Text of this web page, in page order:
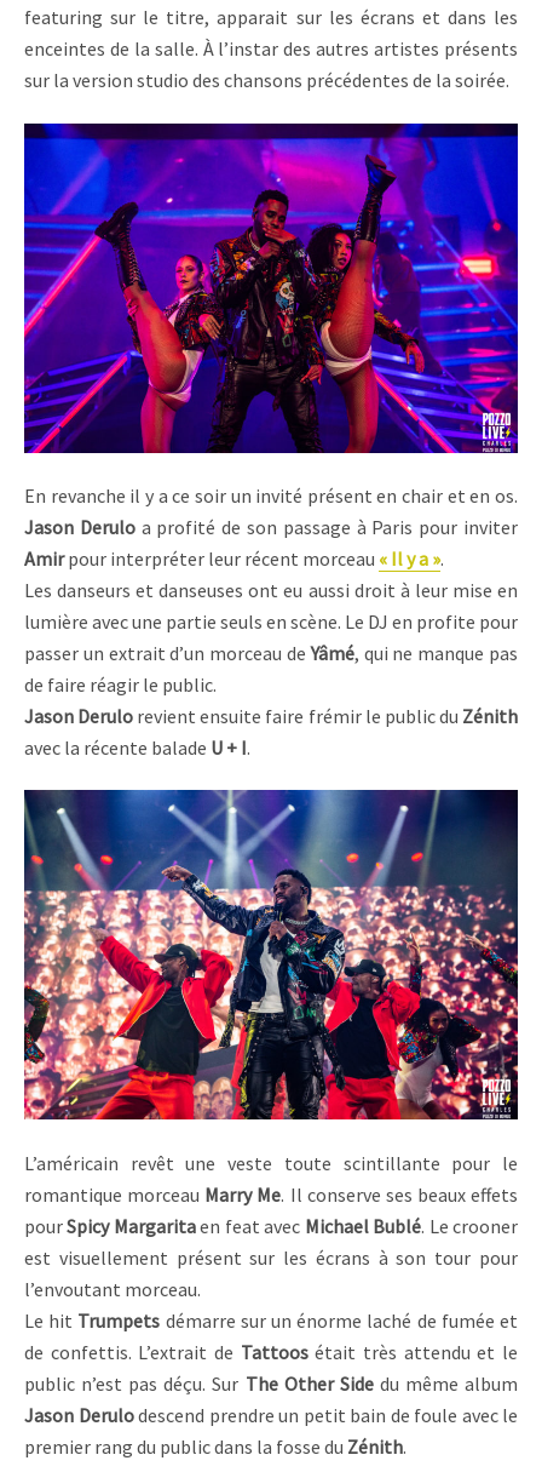
featuring sur le titre, apparait sur les écrans et dans les
enceintes de la salle. À l’instar des autres artistes présents
sur la version studio des chansons précédentes de la soirée.
En revanche il y a ce soir un invité présent en chair et en os.
Jason Deruloa profité de son passage à Paris pour inviter
Amirpour interpréter leur récent morceau « Il y a ».
Les danseurs et danseuses ont eu aussi droit à leur mise en
lumière avec une partie seuls en scène. Le DJ en profite pour
passer un extrait d’un morceau deYâmé, qui ne manque pas
de faire réagir le public.
Jason Derulo revient ensuite faire frémir le public du Zénith
avec la récente balade U + I.
L’américain revêt une veste toute scintillante pour le
romantique morceau Marry Me. Il conserve ses beaux effets
pourSpicy Margaritaen feat avec Michael Bublé. Le crooner
est visuellement présent sur les écrans à son tour pour
l’envoutant morceau.
Le hit Trumpets démarre sur un énorme laché de fumée et
de confettis. L’extrait de Tattoosétait très attendu et le
public n’est pas déçu. Sur The Other Sidedu même album
Jason Derulodescend prendre un petit bain de foule avec le
premier rang du public dans la fosse du Zénith.